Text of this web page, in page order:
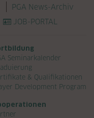
PGA News-Archiv
JOB-PORTAL
Seminarkalender
& Qualifikationen
Development Program